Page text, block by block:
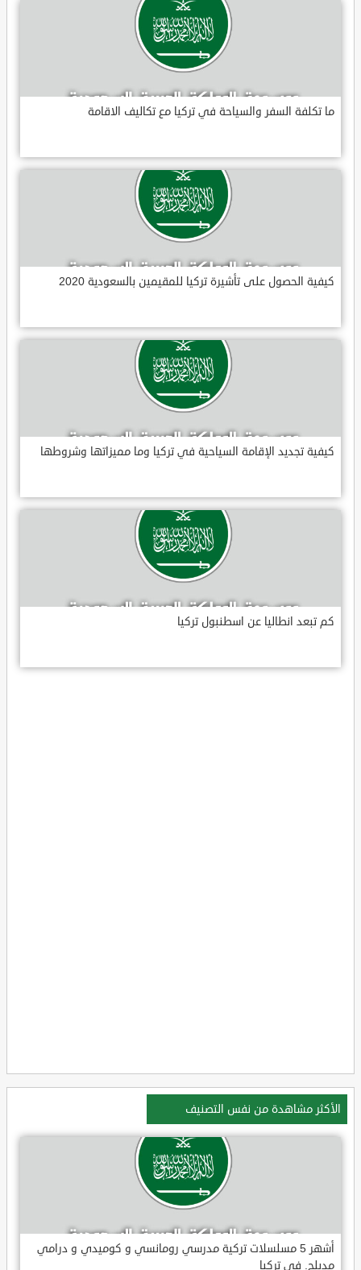
ما تكلفة السفر والسياحة في تركيا مع تكاليف الاقامة
كيفية الحصول على تأشيرة تركيا للمقيمين بالسعودية 2020
كيفية تجديد الإقامة السياحية في تركيا وما مميزاتها وشروطها
كم تبعد انطاليا عن اسطنبول تركيا
الأكثر مشاهدة من نفس التصنيف
أشهر 5 مسلسلات تركية مدرسي رومانسي و كوميدي و درامي
مدبلج. في تركيا